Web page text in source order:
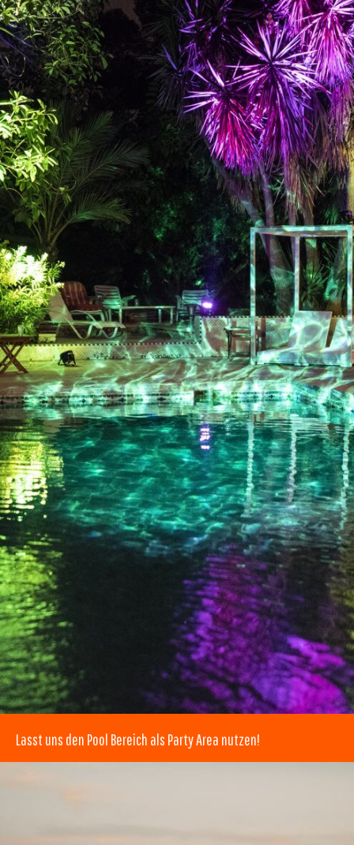
Lasst uns den Pool Bereich als Party Area nutzen!